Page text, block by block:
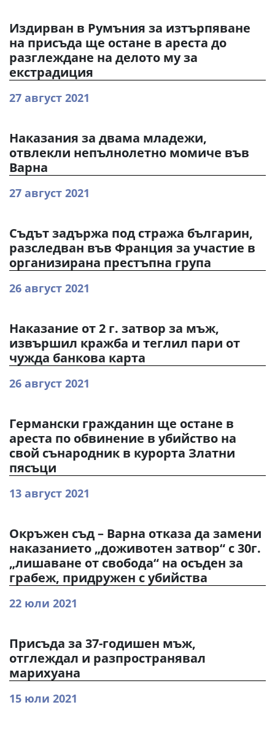
Издирван в Румъния за изтърпяване
на присъда ще остане в ареста до
разглеждане на делото му за
екстрадиция
27 август 2021
Наказания за двама младежи,
отвлекли непълнолетно момиче във
Варна
27 август 2021
Съдът задържа под стража българин,
разследван във Франция за участие в
организирана престъпна група
26 август 2021
Наказание от 2 г. затвор за мъж,
извършил кражба и теглил пари от
чужда банкова карта
26 август 2021
Германски гражданин ще остане в
ареста по обвинение в убийство на
свой сънародник в курорта Златни
пясъци
13 август 2021
Окръжен съд – Варна отказа да замени
наказанието „доживотен затвор“ с 30г.
„лишаване от свобода“ на осъден за
грабеж, придружен с убийства
22 юли 2021
Присъда за 37-годишен мъж,
отглеждал и разпространявал
марихуана
15 юли 2021